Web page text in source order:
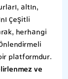
altın,
çeşitli
herhangi
platformdur.
ve